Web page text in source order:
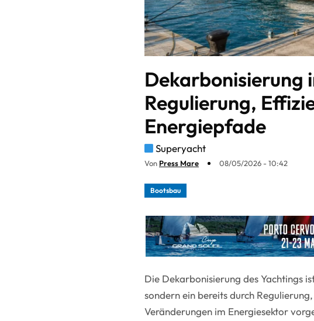
Dekarbonisierung
Regulierung,
Energiepfade
Superyacht
Von Press Mare 08/05/2026 - 10:42
Bootsbau
Die Dekarbonisierung des Yachtings
sondern ein bereits durch
Veränderungen im Energiesektor